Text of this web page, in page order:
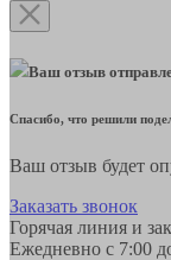
Ваш отзыв
Спасибо, что решили
Ваш отзыв будет
Заказать звонок
Горячая линия и
Ежедневно с 7:00